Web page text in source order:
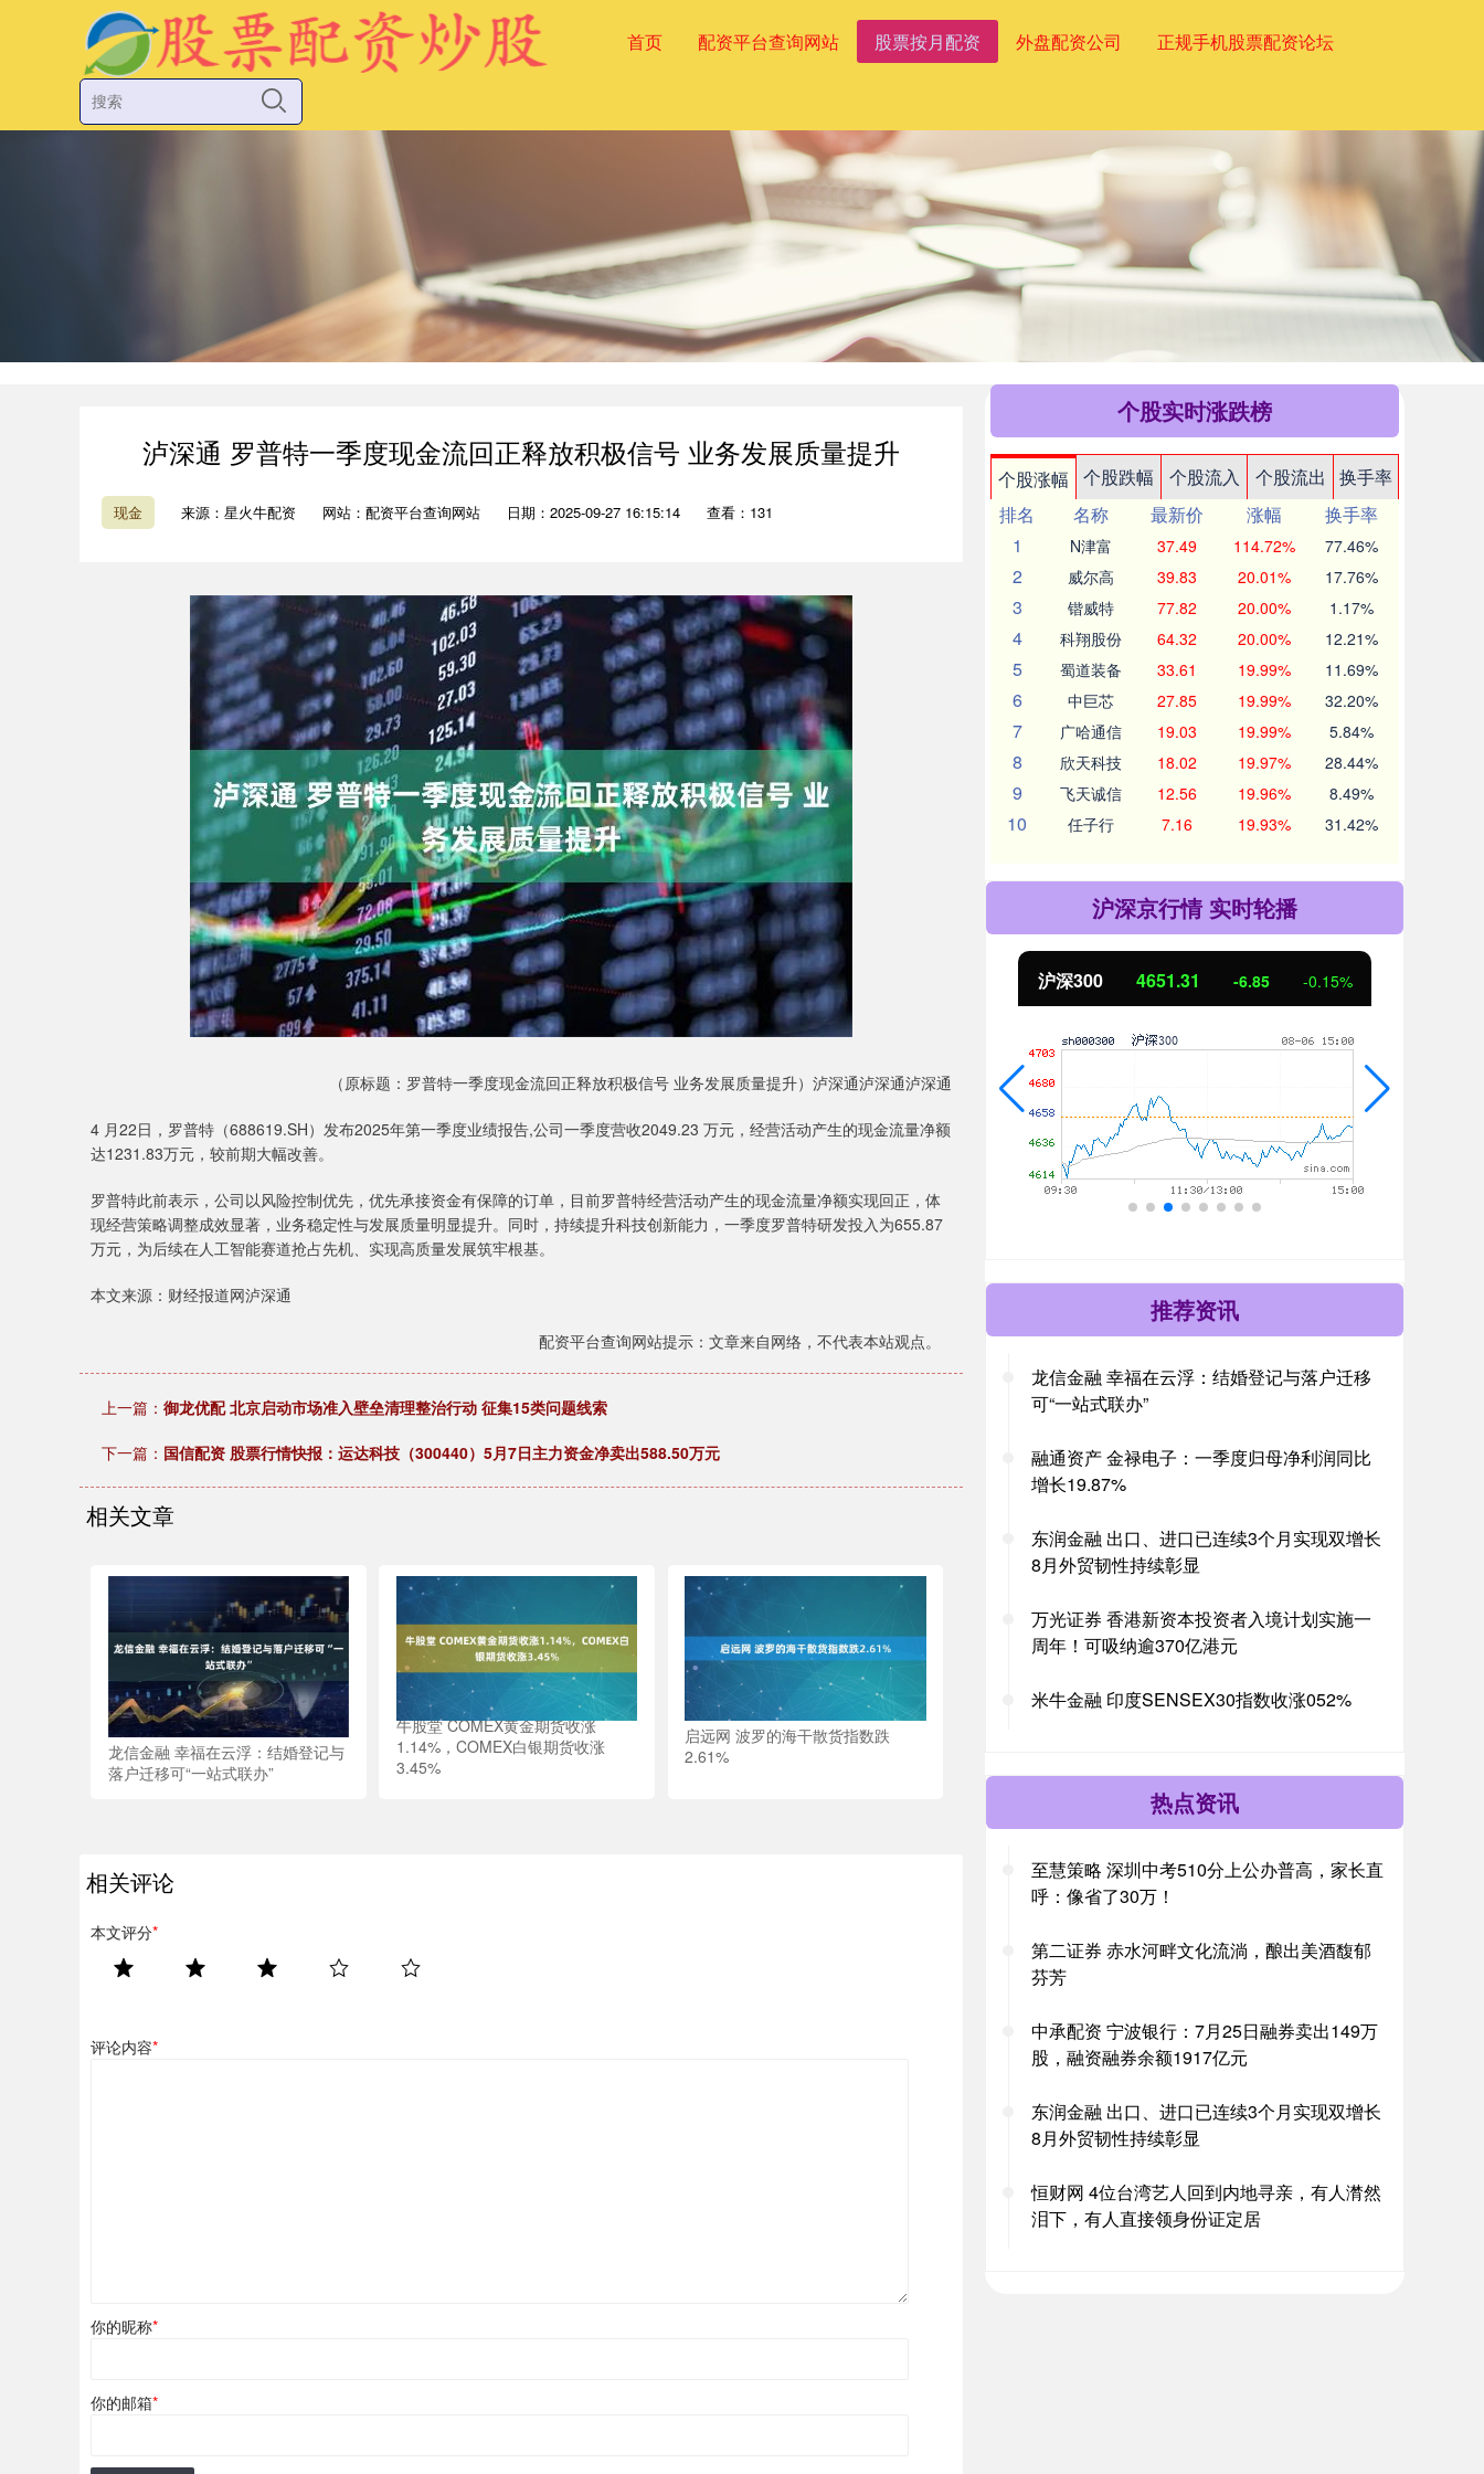
首页 配资平台查询网站 股票按月配资 外盘配资公司 正规手机股票配资论坛
泸深通 罗普特一季度现金流回正释放积极信号 业务发展质量提升
现金 来源：星火牛配资 网站：配资平台查询网站 日期：2025-09-27 16:15:14 查看：131
（原标题：罗普特一季度现金流回正释放积极信号 业务发展质量提升）泸深通泸深通泸深通
4 月22日，罗普特（688619.SH）发布2025年第一季度业绩报告,公司一季度营收2049.23 万元，经营活动产生的现金流量净额
达1231.83万元，较前期大幅改善。
罗普特此前表示，公司以风险控制优先，优先承接资金有保障的订单，目前罗普特经营活动产生的现金流量净额实现回正，体
现经营策略调整成效显著，业务稳定性与发展质量明显提升。同时，持续提升科技创新能力，一季度罗普特研发投入为655.87
万元，为后续在人工智能赛道抢占先机、实现高质量发展筑牢根基。
本文来源：财经报道网泸深通
配资平台查询网站提示：文章来自网络，不代表本站观点。
上一篇： 御龙优配 北京启动市场准入壁垒清理整治行动 征集15类问题线索
下一篇： 国信配资 股票行情快报：运达科技（300440）5月7日主力资金净卖出588.50万元
相关文章
龙信金融 幸福在云浮：结婚登记与
落户迁移可“一站式联办”
牛股堂 COMEX黄金期货收涨
1.14%，COMEX白银期货收涨
3.45%
启远网 波罗的海干散货指数跌
2.61%
相关评论
本文评分*
评论内容*
你的昵称*
你的邮箱*
个股实时涨跌榜
个股涨幅 个股跌幅 个股流入 个股流出
换手率
排名
名称 最新价 涨幅
换手率
1
N津富 37.49 114.72% 77.46%
2 威尔高 39.83 20.01% 17.76%
3 锴威特 77.82 20.00% 1.17%
4 科翔股份 64.32 20.00% 12.21%
5 蜀道装备 33.61 19.99% 11.69%
6 中巨芯 27.85 19.99% 32.20%
7 广哈通信 19.03 19.99% 5.84%
8 欣天科技 18.02 19.97% 28.44%
9 飞天诚信 12.56 19.96% 8.49%
10 任子行 7.16 19.93% 31.42%
沪深京行情 实时轮播
上证指数 3900.35 21.92 0.57% 深证成指 14110.12 -34.08 沪深300 4651.31 -6.85 -0.15%
推荐资讯
龙信金融 幸福在云浮：结婚登记与落户迁移
可“一站式联办”
融通资产 金禄电子：一季度归母净利润同比
增长19.87%
东润金融 出口、进口已连续3个月实现双增长
8月外贸韧性持续彰显
万光证券 香港新资本投资者入境计划实施一
周年！可吸纳逾370亿港元
米牛金融 印度SENSEX30指数收涨052%
热点资讯
至慧策略 深圳中考510分上公办普高，家长直
呼：像省了30万！
第二证券 赤水河畔文化流淌，酿出美酒馥郁
芬芳
中承配资 宁波银行：7月25日融券卖出149万
股，融资融券余额1917亿元
东润金融 出口、进口已连续3个月实现双增长
8月外贸韧性持续彰显
恒财网 4位台湾艺人回到内地寻亲，有人潸然
泪下，有人直接领身份证定居